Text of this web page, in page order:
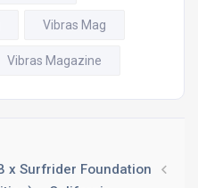
Vibras Mag
Vibras Magazine
x Surfrider Foundation